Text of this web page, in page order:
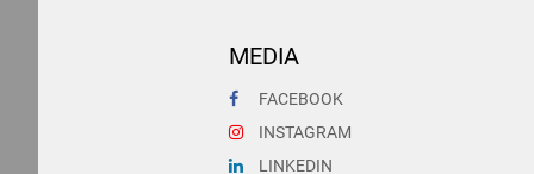
MEDIA
FACEBOOK
INSTAGRAM
LINKEDIN